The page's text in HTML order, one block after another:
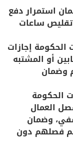
استمرار دفع
تقليص ساعات
الحكومة إجازات
أو المشتبه
وضمان
الحكومة
العمال
وضمان
فصلهم دون